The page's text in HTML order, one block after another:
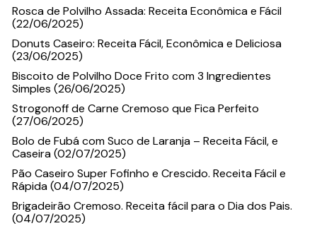
Rosca de Polvilho Assada: Receita Econômica e Fácil
(22/06/2025)
Donuts Caseiro: Receita Fácil, Econômica e Deliciosa
(23/06/2025)
Biscoito de Polvilho Doce Frito com 3 Ingredientes
Simples (26/06/2025)
Strogonoff de Carne Cremoso que Fica Perfeito
(27/06/2025)
Bolo de Fubá com Suco de Laranja – Receita Fácil, e
Caseira (02/07/2025)
Pão Caseiro Super Fofinho e Crescido. Receita Fácil e
Rápida (04/07/2025)
Brigadeirão Cremoso. Receita fácil para o Dia dos Pais.
(04/07/2025)